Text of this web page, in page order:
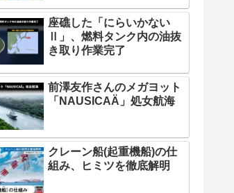
座礁した「にらいかない
Ⅱ」、燃料タンク内の油抜
き取り作業完了
前澤友作さんのメガヨット
「NAUSICAÄ」処女航海
クレーン船(起重機船)の仕
組み、ヒミツを徹底解明